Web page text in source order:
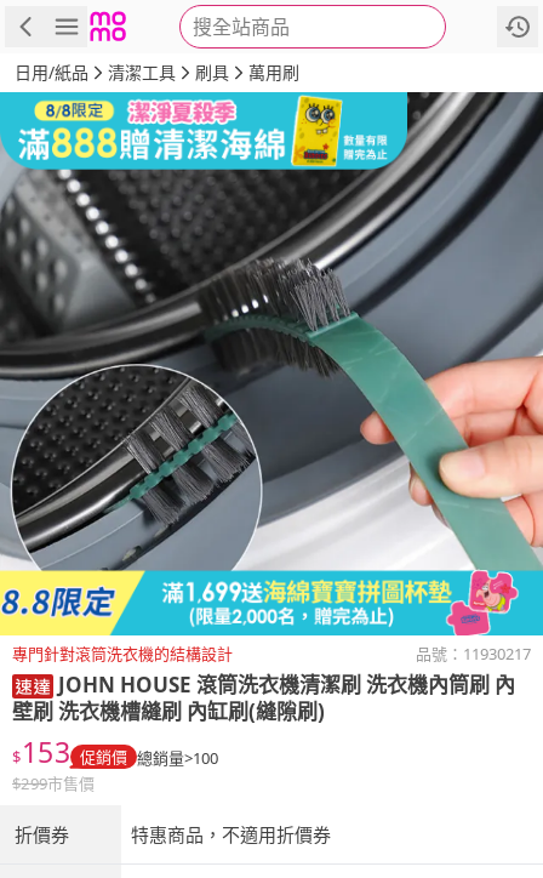
搜全站商品
商品 評價 詳情
日用/紙品 清潔工具 刷具 萬用刷
專門針對滾筒洗衣機的結構設計 品號： 11930217
JOHN HOUSE 滾筒洗衣機清潔刷 洗衣機內筒刷 內
壁刷 洗衣機槽縫刷 內缸刷(縫隙刷)
$153 促銷價 總銷量>100
$299市售價
折價券 特惠商品，不適用折價券